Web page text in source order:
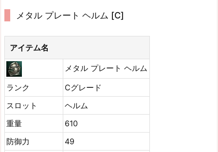
メタル プレート ヘルム [C]
アイテム名
メタル プレート ヘルム
ランク
Cグレード
スロット
ヘルム
重量
610
防御力
49